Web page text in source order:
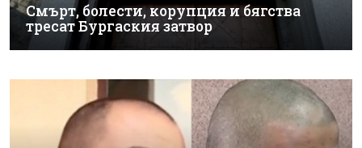
Смърт, болести, корупция и бягства
тресат Бургаския затвор